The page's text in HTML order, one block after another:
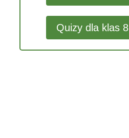
Quizy dla klas 8